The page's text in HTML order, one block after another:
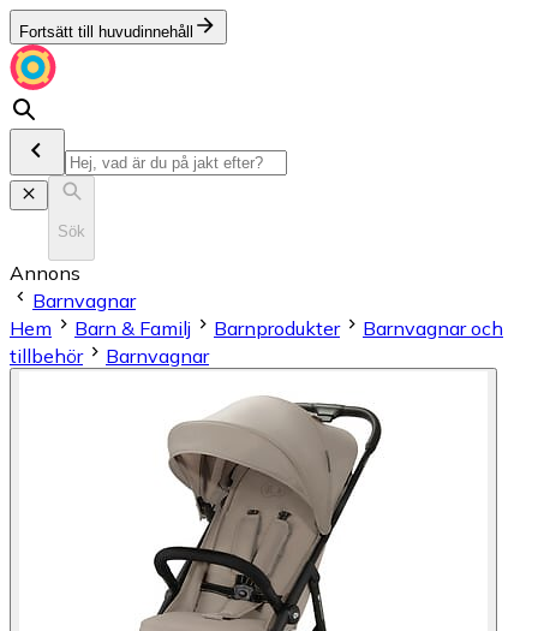
Fortsätt till huvudinnehåll
Sök
Annons
Barnvagnar
Hem
Barn & Familj Barnprodukter
Barnvagnar och
tillbehör
Barnvagnar